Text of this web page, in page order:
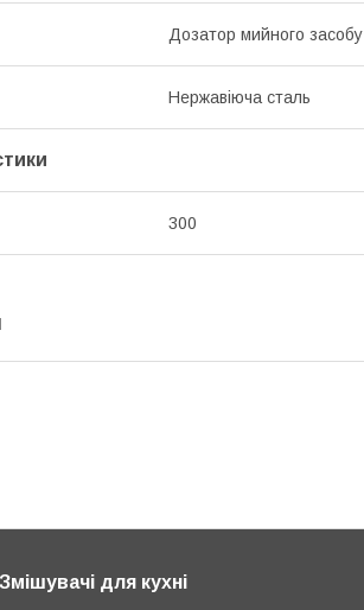
Дозатор мийного засобу
Нержавіюча сталь
300
Змішувачі для кухні